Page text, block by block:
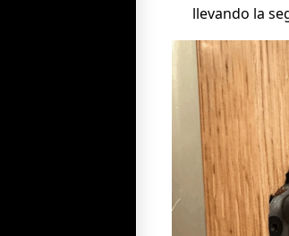
llevando la